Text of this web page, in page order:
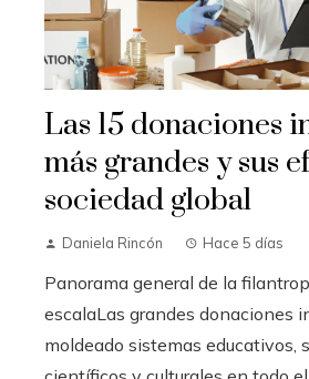
Las 15 donaciones
más grandes y sus
sociedad global
Daniela Rincón Hace 5 días
Panorama general de la
escalaLas grandes donaciones
moldeado sistemas educativos,